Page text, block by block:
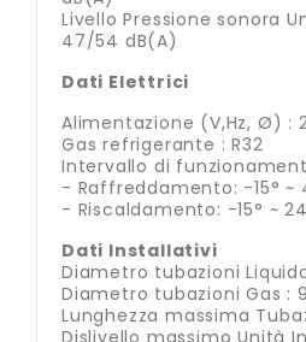
Livello Pressione sonora
47/54 dB(A)
Dati Elettrici
Alimentazione (V,Hz, Ø) :
Gas refrigerante : R32
Intervallo di
- Raffreddamento: -15° ~
- Riscaldamento: -15° ~
Dati Installativi
Diametro tubazioni
Diametro tubazioni Gas :
Lunghezza massima